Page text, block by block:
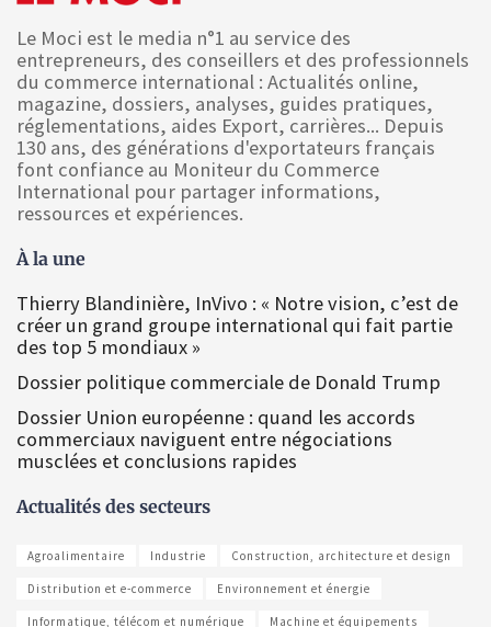
Le Moci est le media n°1 au service des
entrepreneurs, des conseillers et des professionnels
du commerce international : Actualités online,
magazine, dossiers, analyses, guides pratiques,
réglementations, aides Export, carrières... Depuis
130 ans, des générations d'exportateurs français
font confiance au Moniteur du Commerce
International pour partager informations,
ressources et expériences.
À la une
Thierry Blandinière, InVivo : « Notre vision, c’est de
créer un grand groupe international qui fait partie
des top 5 mondiaux »
Dossier politique commerciale de Donald Trump
Dossier Union européenne : quand les accords
commerciaux naviguent entre négociations
musclées et conclusions rapides
Actualités des secteurs
Agroalimentaire Industrie Construction, architecture et design
Distribution et e-commerce Environnement et énergie
Informatique, télécom et numérique Machine et équipements